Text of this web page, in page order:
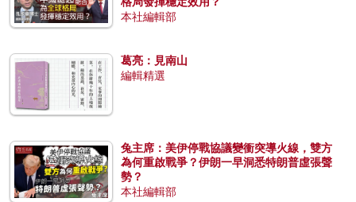
本社編輯部
葛亮：見南山
編輯精選
兔主席：美伊停戰協議變衝突導火線，雙方
為何重啟戰爭？伊朗一早洞悉特朗普虛張聲
勢？
本社編輯部